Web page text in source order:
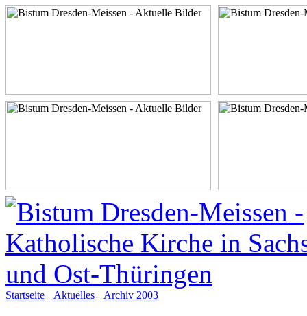
Startseite Aktuelles Archiv 2003